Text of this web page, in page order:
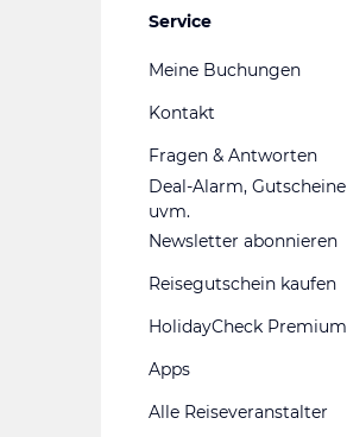
Service
Meine Buchungen
Kontakt
Fragen & Antworten
Deal-Alarm, Gutscheine
uvm.
Newsletter abonnieren
Reisegutschein kaufen
HolidayCheck Premium
Apps
Alle Reiseveranstalter